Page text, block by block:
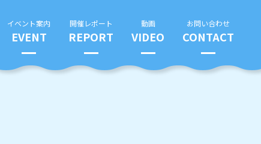
イベント案内
EVENT
開催レポート
REPORT
動画
VIDEO
お問い合わせ
CONTACT